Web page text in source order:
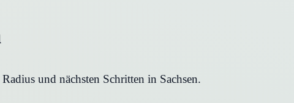
und nächsten Schritten in Sachsen.